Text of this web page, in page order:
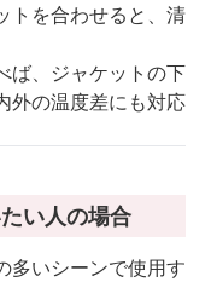
トを合わせると、清
ば、ジャケットの下
外の温度差にも対応
い人の場合
多いシーンで使用す